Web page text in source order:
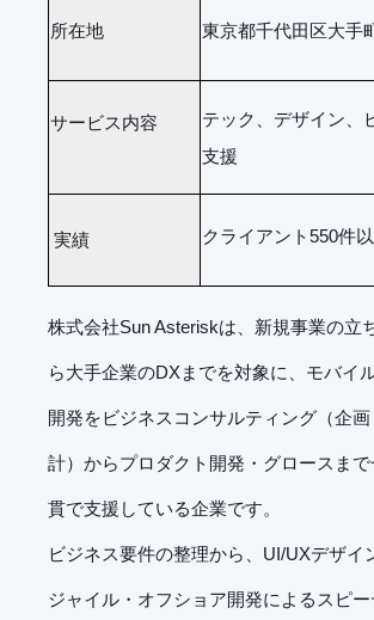
所在地 東京都千代田区大手
サービス内容
テック、デザイン、
支援
実績 クライアント550件
株式会社Sun Asteriskは、新規事業の立
ら大手企業のDXまでを対象に、モバイ
開発をビジネスコンサルティング（企画
計）からプロダクト開発・グロースまで
貫で支援している企業です。
ビジネス要件の整理から、UI/UXデザイ
ジャイル・オフショア開発によるスピー